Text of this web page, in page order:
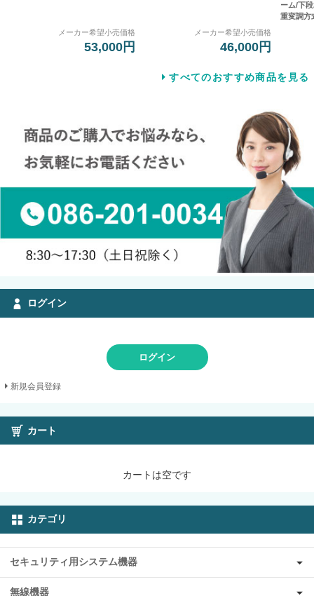
メーカー希望小売価格
53,000円
メーカー希望小売価格
46,000円
ーム/下
重変調方
すべてのおすすめ商品を見る
ログイン
ログイン
新規会員登録
カート
カートは空です
カテゴリ
セキュリティ用システム機器
無線機器